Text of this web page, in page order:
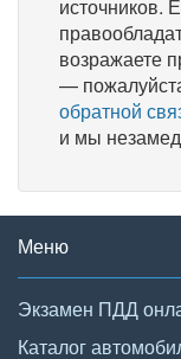
источников.
возражаете
—
обратной
и мы
Меню
Экзамен ПДД
Каталог